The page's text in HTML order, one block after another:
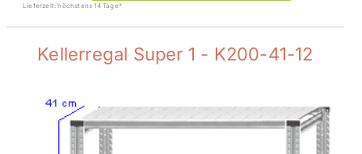
Lieferzeit: höchstens 14 Tage*
Kellerregal Super 1 - K200-41-12